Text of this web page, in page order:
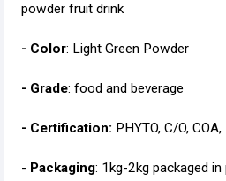
powder fruit drink
- Color: Light Green Powder
- Grade: food and beverage
- Certification: PHYTO, C/O,
- Packaging: 1kg-2kg packaged